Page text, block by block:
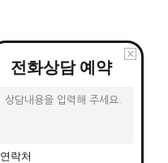
×
전화상담 예약
연락처